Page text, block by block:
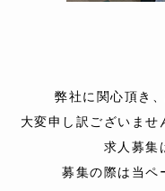
弊社に関心頂き
大変申し訳ございませ
求人募集
募集の際は当ペ